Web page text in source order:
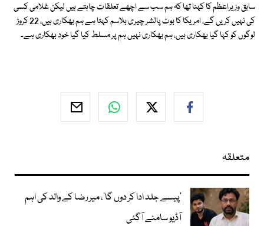
سابق وزیراعظم کا کہنا تھا کہ ہم سب سے اچھے تعلقات چاہتے ہیں لیکن غلامی کسی
کی نہیں کریں گے، امریکا کا بوٹ پالشر چیری بلاسم کہتا ہے ہم بھکاری ہیں، 22 کروڑ
لوگوں کو کہا گیا بھکاری ہیں، ہم بھکاری نہیں ہم پر مسلط کیا گیا خود بھکاری ہے۔
متعلقہ
’پیسے جلد ادا کر دوں گا‘، میر رضا کے والد کی اہم
آڈیو سامنے آگئی